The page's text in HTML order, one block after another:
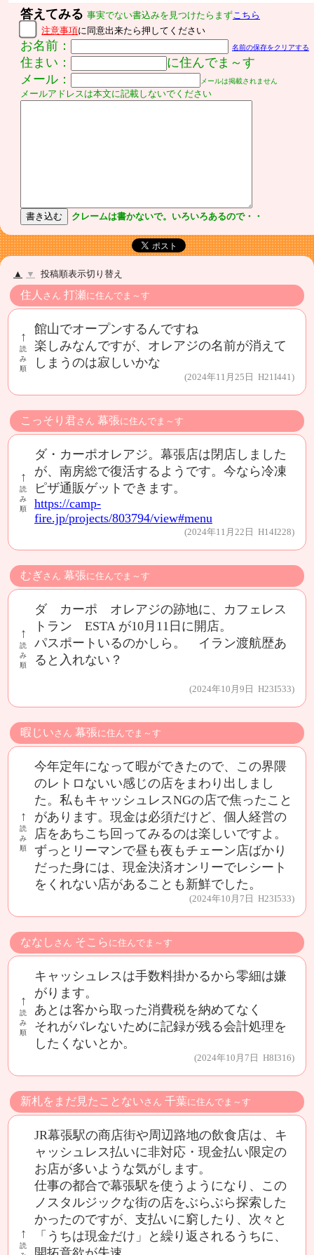
答えてみる 事実でない書込みを見つけたらまずこちら
注意事項に同意出来たら押してください
お名前： 名前の保存をクリアする
住まい：
に住んでま～す
メール：
メールは掲載されません
メールアドレスは本文に記載しないでください
クレームは書かないで。いろいろあるので・・
▲ ▼ 投稿順表示切り替え
住人 さん 打瀬に住んでま～す
↑
読
み
順
館山でオープンするんですね
楽しみなんですが、オレアジの名前が消えて
しまうのは寂しいかな
(2024年11月25日 H21I441)
こっそり君さん 幕張に住んでま～す
↑
読
み
順
ダ・カーポオレアジ。幕張店は閉店しました
が、南房総で復活するようです。今なら冷凍
ピザ通販ゲットできます。
https://camp-
fire.jp/projects/803794/view#menu
(2024年11月22日 H14I228)
むぎ さん 幕張に住んでま～す
↑
読
み
順
ダ カーポ オレアジの跡地に、カフェレス
トラン ESTA が10月11日に開店。
パスポートいるのかしら。 イラン渡航歴あ
ると入れない？
(2024年10月9日 H23I533)
暇じい さん 幕張に住んでま～す
↑
読
み
順
今年定年になって暇ができたので、この界隈
のレトロないい感じの店をまわり出しまし
た。私もキャッシュレスNGの店で焦ったこと
があります。現金は必須だけど、個人経営の
店をあちこち回ってみるのは楽しいですよ。
ずっとリーマンで昼も夜もチェーン店ばかり
だった身には、現金決済オンリーでレシート
をくれない店があることも新鮮でした。
(2024年10月7日 H23I533)
ななし さん そこら に住んでま～す
↑
読
み
順
キャッシュレスは手数料掛かるから零細は嫌
がります。
あとは客から取った消費税を納めてなく
それがバレないために記録が残る会計処理を
したくないとか。
(2024年10月7日 H8I316)
新札をまだ見たことない さん 千葉に住んでま～す
↑
読
JR幕張駅の商店街や周辺路地の飲食店は、キ
ャッシュレス払いに非対応・現金払い限定の
お店が多いような気がします。
仕事の都合で幕張駅を使うようになり、この
ノスタルジックな街の店をぶらぶら探索した
かったのですが、支払いに窮したり、次々と
「うちは現金だけ」と繰り返されるうちに、